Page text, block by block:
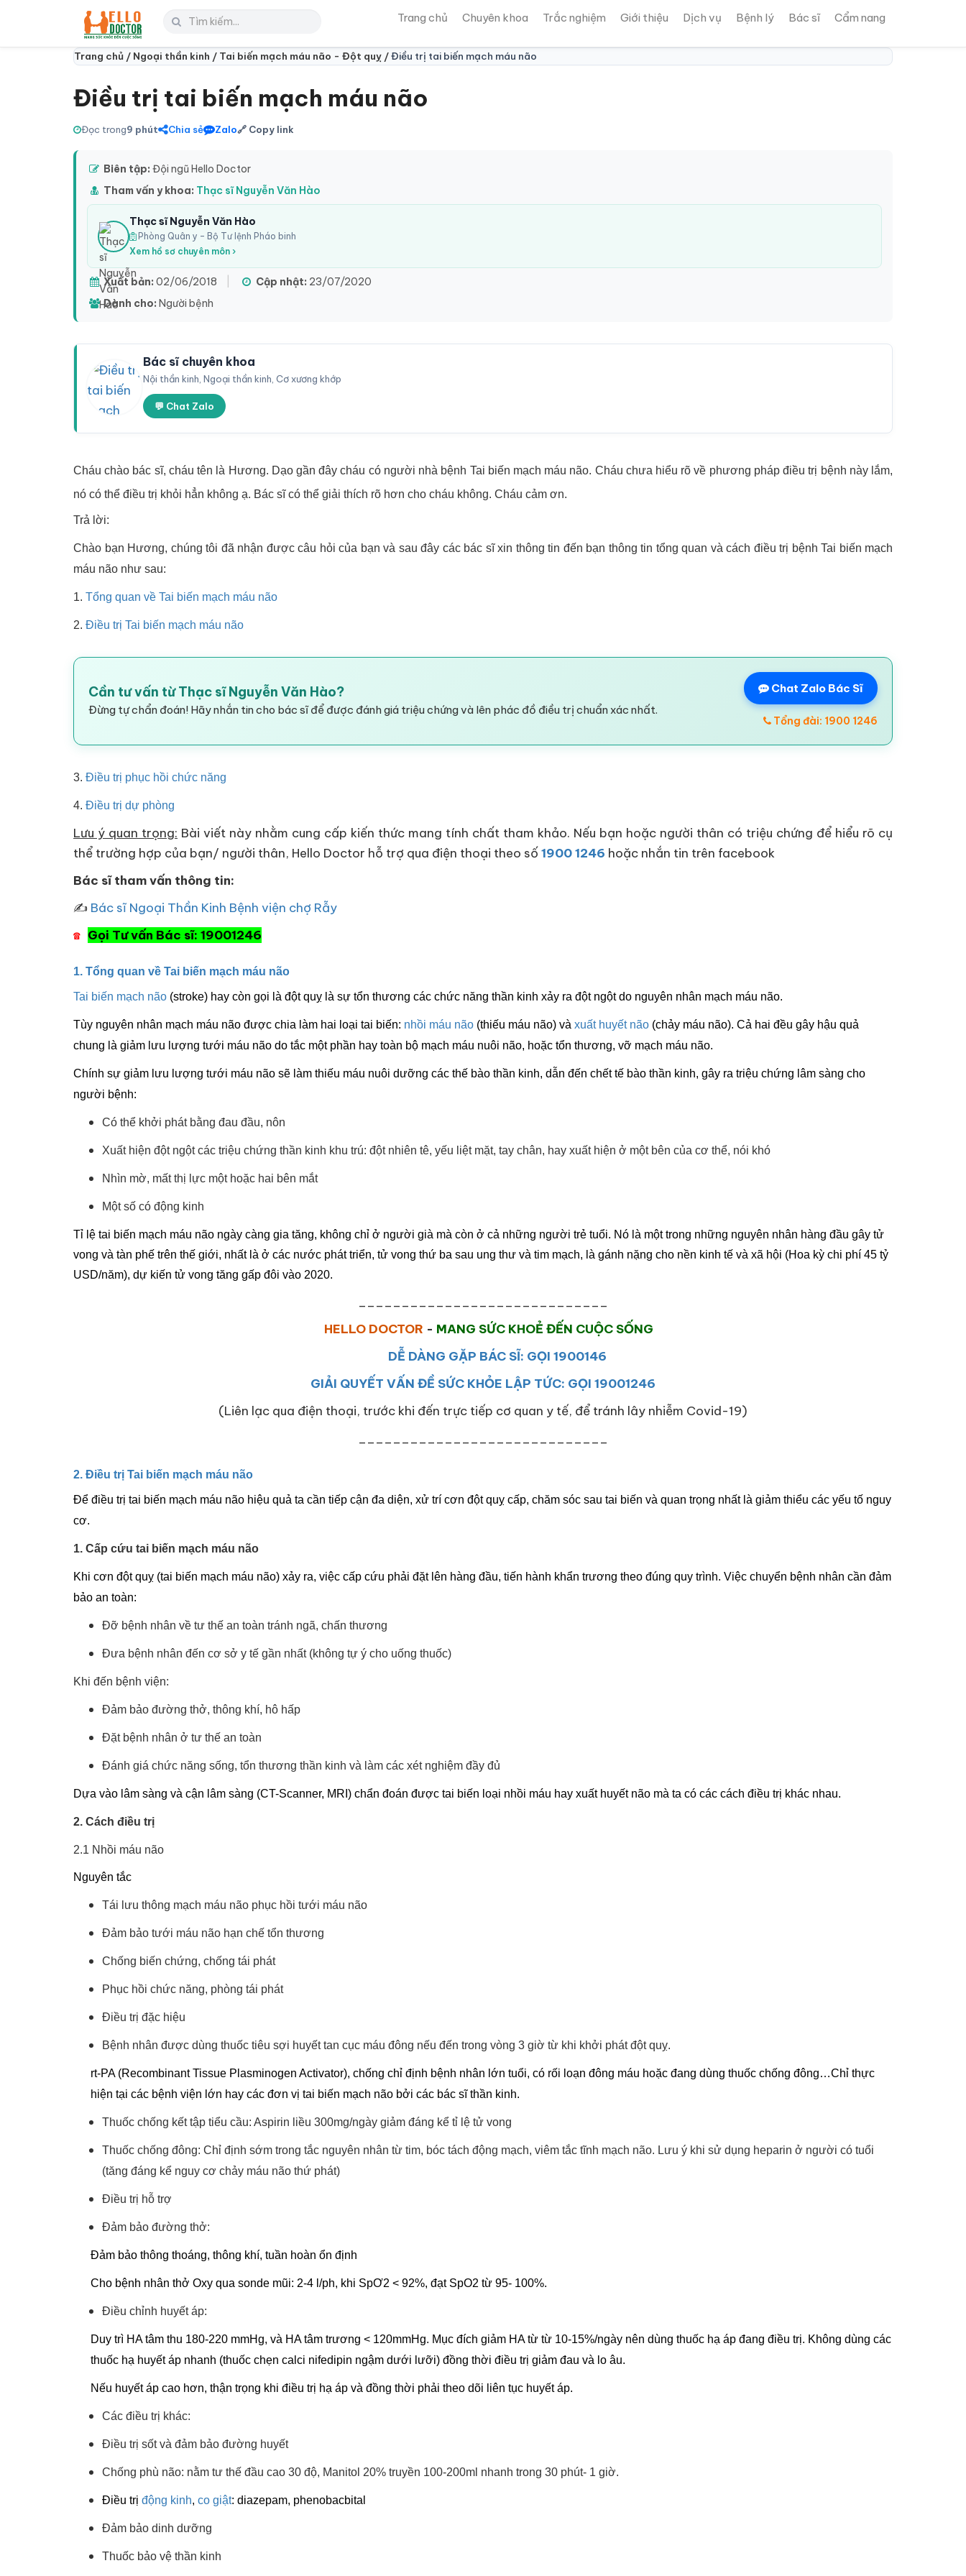
Trang chủ Chuyên khoa Trắc nghiệm Giới thiệu Dịch vụ Bệnh lý Bác sĩ Cẩm nang
Trang chủ / Ngoại thần kinh / Tai biến mạch máu não - Đột quỵ /Điều trị tai biến mạch máu não
Điều trị tai biến mạch máu não
Đọc trong9 phút Chia sẻ Zalo🔗 Copy link
Biên tập: Đội ngũ Hello Doctor
Tham vấn y khoa: Thạc sĩ Nguyễn Văn Hào
Thạc sĩ Nguyễn Văn Hào
Phòng Quân y – Bộ Tư lệnh Pháo binh
Xem hồ sơ chuyên môn ›
Xuất bản: 02/06/2018 Cập nhật: 23/07/2020
Dành cho: Người bệnh
Bác sĩ chuyên khoa
Nội thần kinh, Ngoại thần kinh, Cơ xương khớp
💬 Chat Zalo
Cháu chào bác sĩ, cháu tên là Hương. Dạo gần đây cháu có người nhà bệnh Tai biến mạch máu não. Cháu chưa hiểu rõ về phương pháp điều trị bệnh này lắm,
nó có thể điều trị khỏi hẳn không ạ. Bác sĩ có thể giải thích rõ hơn cho cháu không. Cháu cảm ơn.
Trả lời:
Chào bạn Hương, chúng tôi đã nhận được câu hỏi của bạn và sau đây các bác sĩ xin thông tin đến bạn thông tin tổng quan và cách điều trị bệnh Tai biến mạch
máu não như sau:
1. Tổng quan về Tai biến mạch máu não
2. Điều trị Tai biến mạch máu não
Cần tư vấn từ Thạc sĩ Nguyễn Văn Hào?
Đừng tự chẩn đoán! Hãy nhắn tin cho bác sĩ để được đánh giá triệu chứng và lên phác đồ điều trị chuẩn xác nhất.
Chat Zalo Bác Sĩ
Tổng đài: 1900 1246
3. Điều trị phục hồi chức năng
4. Điều trị dự phòng
Lưu ý quan trọng: Bài viết này nhằm cung cấp kiến thức mang tính chất tham khảo. Nếu bạn hoặc người thân có triệu chứng để hiểu rõ cụ
thể trường hợp của bạn/ người thân, Hello Doctor hỗ trợ qua điện thoại theo số 1900 1246 hoặc nhắn tin trên facebook
Bác sĩ tham vấn thông tin:
✍ Bác sĩ Ngoại Thần Kinh Bệnh viện chợ Rẫy
☎ Gọi Tư vấn Bác sĩ: 19001246
1. Tổng quan về Tai biến mạch máu não
Tai biến mạch não (stroke) hay còn gọi là đột quỵ là sự tổn thương các chức năng thần kinh xảy ra đột ngột do nguyên nhân mạch máu não.
Tùy nguyên nhân mạch máu não được chia làm hai loại tai biến: nhồi máu não (thiếu máu não) và xuất huyết não (chảy máu não). Cả hai đều gây hậu quả
chung là giảm lưu lượng tưới máu não do tắc một phần hay toàn bộ mạch máu nuôi não, hoặc tổn thương, vỡ mạch máu não.
Chính sự giảm lưu lượng tưới máu não sẽ làm thiếu máu nuôi dưỡng các thế bào thần kinh, dẫn đến chết tế bào thần kinh, gây ra triệu chứng lâm sàng cho
người bệnh:
Có thể khởi phát bằng đau đầu, nôn
Xuất hiện đột ngột các triệu chứng thần kinh khu trú: đột nhiên tê, yếu liệt mặt, tay chân, hay xuất hiện ở một bên của cơ thể, nói khó
Nhìn mờ, mất thị lực một hoặc hai bên mắt
Một số có động kinh
Tỉ lệ tai biến mạch máu não ngày càng gia tăng, không chỉ ở người già mà còn ở cả những người trẻ tuổi. Nó là một trong những nguyên nhân hàng đầu gây tử
vong và tàn phế trên thế giới, nhất là ở các nước phát triển, tử vong thứ ba sau ung thư và tim mạch, là gánh nặng cho nền kinh tế và xã hội (Hoa kỳ chi phí 45 tỷ
USD/năm), dự kiến tử vong tăng gấp đôi vào 2020.
HELLO DOCTOR - MANG SỨC KHOẺ ĐẾN CUỘC SỐNG
DỄ DÀNG GẶP BÁC SĨ: GỌI 1900146
GIẢI QUYẾT VẤN ĐỀ SỨC KHỎE LẬP TỨC: GỌI 19001246
(Liên lạc qua điện thoại, trước khi đến trực tiếp cơ quan y tế, để tránh lây nhiễm Covid-19)
2. Điều trị Tai biến mạch máu não
Để điều trị tai biến mạch máu não hiệu quả ta cần tiếp cận đa diện, xử trí cơn đột quỵ cấp, chăm sóc sau tai biến và quan trọng nhất là giảm thiểu các yếu tố nguy
cơ.
1. Cấp cứu tai biến mạch máu não
Khi cơn đột quỵ (tai biến mạch máu não) xảy ra, việc cấp cứu phải đặt lên hàng đầu, tiến hành khẩn trương theo đúng quy trình. Việc chuyển bệnh nhân cần đảm
bảo an toàn:
Đỡ bệnh nhân về tư thế an toàn tránh ngã, chấn thương
Đưa bệnh nhân đến cơ sở y tế gần nhất (không tự ý cho uống thuốc)
Khi đến bệnh viện:
Đảm bảo đường thở, thông khí, hô hấp
Đặt bệnh nhân ở tư thế an toàn
Đánh giá chức năng sống, tổn thương thần kinh và làm các xét nghiệm đầy đủ
Dựa vào lâm sàng và cận lâm sàng (CT-Scanner, MRI) chẩn đoán được tai biến loại nhồi máu hay xuất huyết não mà ta có các cách điều trị khác nhau.
2. Cách điều trị
2.1 Nhồi máu não
Nguyên tắc
Tái lưu thông mạch máu não phục hồi tưới máu não
Đảm bảo tưới máu não hạn chế tổn thương
Chống biến chứng, chống tái phát
Phục hồi chức năng, phòng tái phát
Điều trị đặc hiệu
Bệnh nhân được dùng thuốc tiêu sợi huyết tan cục máu đông nếu đến trong vòng 3 giờ từ khi khởi phát đột quỵ.
rt-PA (Recombinant Tissue Plasminogen Activator), chống chỉ định bệnh nhân lớn tuổi, có rối loạn đông máu hoặc đang dùng thuốc chống đông…Chỉ thực
hiện tại các bệnh viện lớn hay các đơn vị tai biến mạch não bởi các bác sĩ thần kinh.
Thuốc chống kết tập tiểu cầu: Aspirin liều 300mg/ngày giảm đáng kể tỉ lệ tử vong
Thuốc chống đông: Chỉ định sớm trong tắc nguyên nhân từ tim, bóc tách động mạch, viêm tắc tĩnh mạch não. Lưu ý khi sử dụng heparin ở người có tuổi
(tăng đáng kể nguy cơ chảy máu não thứ phát)
Điều trị hỗ trợ
Đảm bảo đường thở:
Đảm bảo thông thoáng, thông khí, tuần hoàn ổn định
Cho bệnh nhân thở Oxy qua sonde mũi: 2-4 l/ph, khi SpƠ2 < 92%, đạt SpO2 từ 95- 100%.
Điều chỉnh huyết áp:
Duy trì HA tâm thu 180-220 mmHg, và HA tâm trương < 120mmHg. Mục đích giảm HA từ từ 10-15%/ngày nên dùng thuốc hạ áp đang điều trị. Không dùng các
thuốc hạ huyết áp nhanh (thuốc chẹn calci nifedipin ngậm dưới lưỡi) đồng thời điều trị giảm đau và lo âu.
Nếu huyết áp cao hơn, thận trọng khi điều trị hạ áp và đồng thời phải theo dõi liên tục huyết áp.
Các điều trị khác:
Điều trị sốt và đảm bảo đường huyết
Chống phù não: nằm tư thế đầu cao 30 độ, Manitol 20% truyền 100-200ml nhanh trong 30 phút- 1 giờ.
Điều trị động kinh, co giật: diazepam, phenobacbital
Đảm bảo dinh dưỡng
Thuốc bảo vệ thần kinh